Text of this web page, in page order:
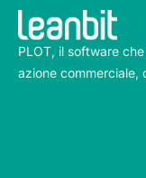
PLOT, il software
azione commerciale,